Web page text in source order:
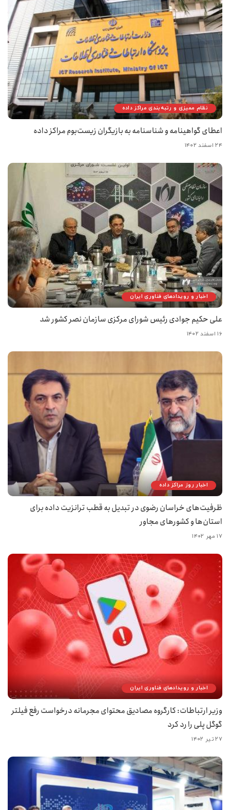
نظام ممیزی و رتبه‌بندی مراکز داده
اعطای گواهینامه و شناسنامه به بازیگران زیست‌بوم مراکز داده
۲۴ اسفند ۱۴۰۲
اخبار و رویدادهای فناوری ایران
علی حکیم جوادی رئیس شورای مرکزی سازمان نصر کشور شد
۱۶ اسفند ۱۴۰۲
اخبار روز مراکز داده
ظرفیت‌های خراسان رضوی در تبدیل به قطب ترانزیت داده برای
استان‌ها و کشورهای مجاور
۱۷ مهر ۱۴۰۲
اخبار و رویدادهای فناوری ایران
وزیر ارتباطات: کارگروه مصادیق محتوای مجرمانه درخواست رفع فیلتر
گوگل پلی را رد کرد
۲۷ تیر ۱۴۰۲